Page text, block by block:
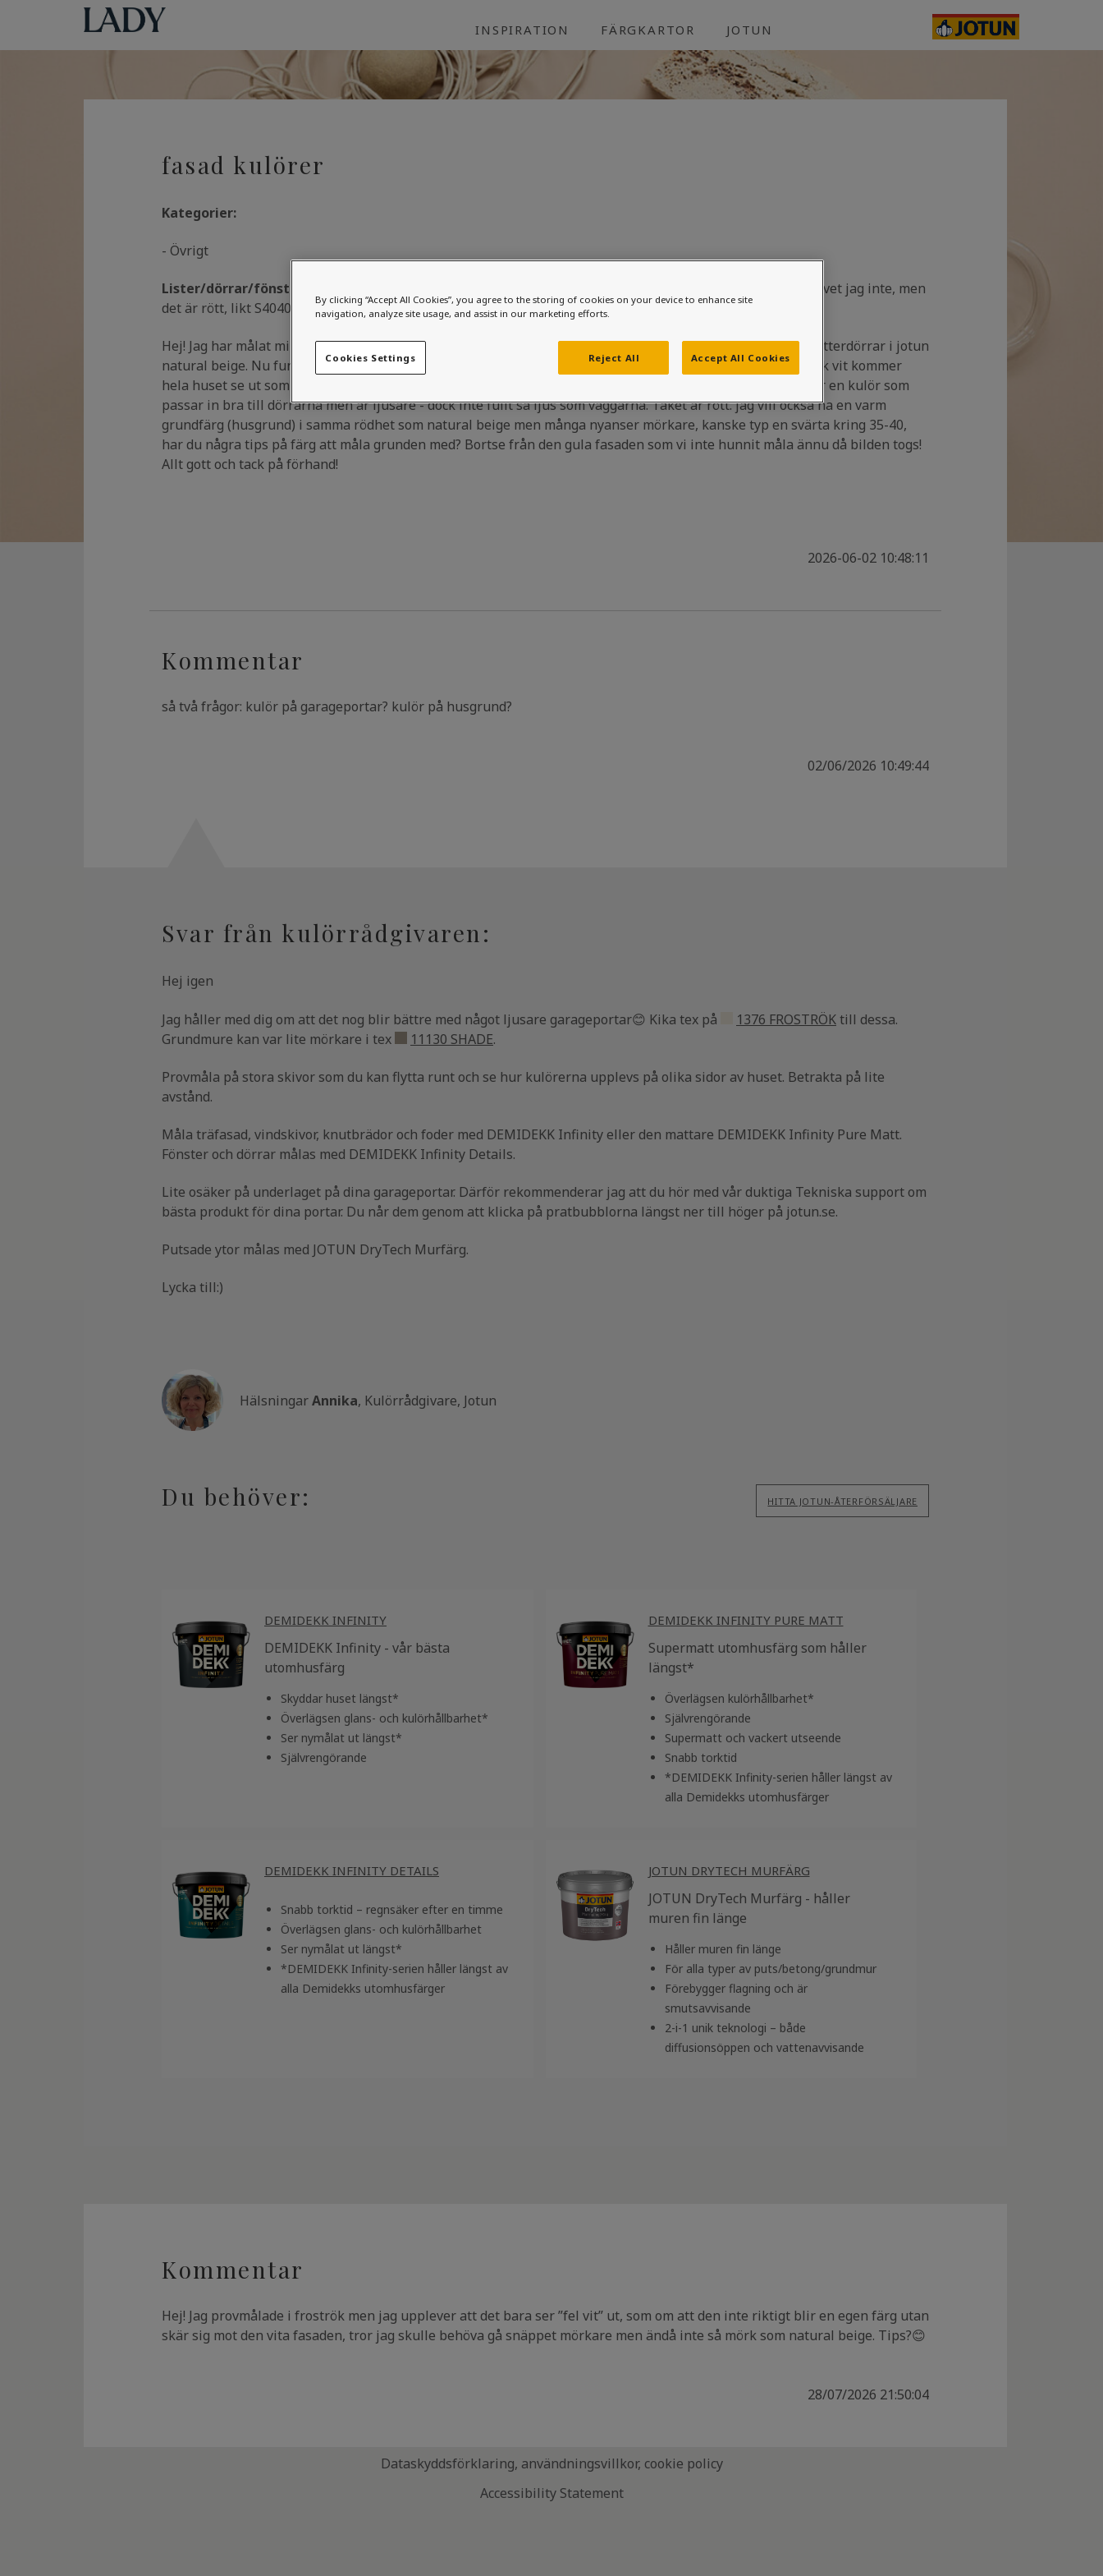
INSPIRATION FÄRGKARTOR JOTUN
fasad kulörer
Kategorier:
- Övrigt
Lister/dörrar/fönster :
klassisk vit väggar, fönster, foder, vindskivor. Dörrar natural beige halvblank. Taket vet jag inte, men
det är rött, likt S4040-Y70R.
Hej! Jag har målat min fasad i jotun klassisk vit demidekk infinity pure matte inkl alla foder, har målat alla ytterdörrar i jotun
natural beige. Nu funderar jag dels på 2 saker: garageportarna är stora och 2 st, om jag målar dem i klassisk vit kommer
hela huset se ut som en sockerbit men om jag målar dem i natural beige så tar det över för mycket, jag letar en kulör som
passar in bra till dörrarna men är ljusare - dock inte fullt så ljus som väggarna. Taket är rött. jag vill också ha en varm
grundfärg (husgrund) i samma rödhet som natural beige men många nyanser mörkare, kanske typ en svärta kring 35-40,
har du några tips på färg att måla grunden med? Bortse från den gula fasaden som vi inte hunnit måla ännu då bilden togs!
Allt gott och tack på förhand!
2026-06-02 10:48:11
Kommentar
så två frågor: kulör på garageportar? kulör på husgrund?
02/06/2026 10:49:44
Svar från kulörrådgivaren:
Hej igen
Jag håller med dig om att det nog blir bättre med något ljusare garageportar😊 Kika tex på 1376 FROSTRÖKtill dessa.
Grundmure kan var lite mörkare i tex
11130 SHADE.
Provmåla på stora skivor som du kan flytta runt och se hur kulörerna upplevs på olika sidor av huset. Betrakta på lite
avstånd.
Måla träfasad, vindskivor, knutbrädor och foder med DEMIDEKK Infinity eller den mattare DEMIDEKK Infinity Pure Matt.
Fönster och dörrar målas med DEMIDEKK Infinity Details.
Lite osäker på underlaget på dina garageportar. Därför rekommenderar jag att du hör med vår duktiga Tekniska support om
bästa produkt för dina portar. Du når dem genom att klicka på pratbubblorna längst ner till höger på jotun.se.
Putsade ytor målas med JOTUN DryTech Murfärg.
Lycka till:)
HälsningarAnnika, Kulörrådgivare, Jotun
Du behöver: HITTA JOTUN-ÅTERFÖRSÄLJARE
DEMIDEKK INFINITY
DEMIDEKK Infinity - vår bästa
utomhusfärg
Skyddar huset längst*
Överlägsen glans- och kulörhållbarhet*
Ser nymålat ut längst*
Självrengörande
DEMIDEKK INFINITY PURE MATT
Supermatt utomhusfärg som håller
längst*
Överlägsen kulörhållbarhet*
Självrengörande
Supermatt och vackert utseende
Snabb torktid
*DEMIDEKK Infinity-serien håller längst av
alla Demidekks utomhusfärger
DEMIDEKK INFINITY DETAILS
Snabb torktid – regnsäker efter en timme
Överlägsen glans- och kulörhållbarhet
Ser nymålat ut längst*
*DEMIDEKK Infinity-serien håller längst av
alla Demidekks utomhusfärger
JOTUN DRYTECH MURFÄRG
JOTUN DryTech Murfärg - håller
muren fin länge
Håller muren fin länge
För alla typer av puts/betong/grundmur
Förebygger flagning och är
smutsavvisande
2-i-1 unik teknologi – både
diffusionsöppen och vattenavvisande
Kommentar
Hej! Jag provmålade i froströk men jag upplever att det bara ser ”fel vit” ut, som om att den inte riktigt blir en egen färg utan
skär sig mot den vita fasaden, tror jag skulle behöva gå snäppet mörkare men ändå inte så mörk som natural beige. Tips?😊
28/07/2026 21:50:04
Dataskyddsförklaring, användningsvillkor, cookie policy
Accessibility Statement
By clicking “Accept All Cookies”, you agree to the storing of cookies on your device to enhance site
navigation, analyze site usage, and assist in our marketing efforts.
Reject All Accept All Cookies
Cookies Settings